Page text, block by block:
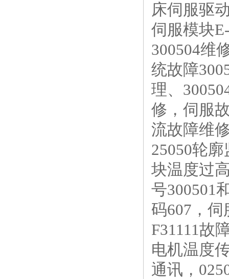
床伺服驱
伺服模块
300504维
统故障
理、
修，伺服
流故障维
25050轮
块温度过
号300501
码607，
F31111故
电机温度
通讯，